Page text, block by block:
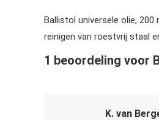
Ballistol universele olie,
reinigen van roestvrij staal
1 beoordeling voor
K. van